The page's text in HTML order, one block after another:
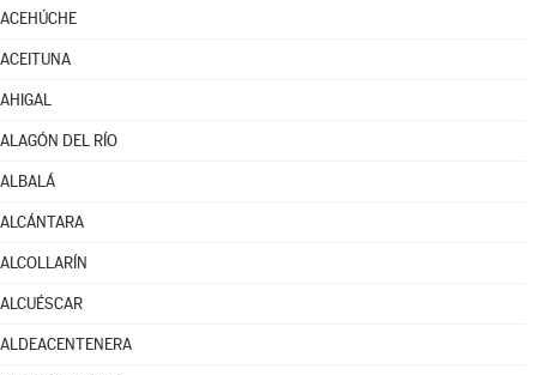
ACEHÚCHE
ACEITUNA
AHIGAL
ALAGÓN DEL RÍO
ALBALÁ
ALCÁNTARA
ALCOLLARÍN
ALCUÉSCAR
ALDEACENTENERA